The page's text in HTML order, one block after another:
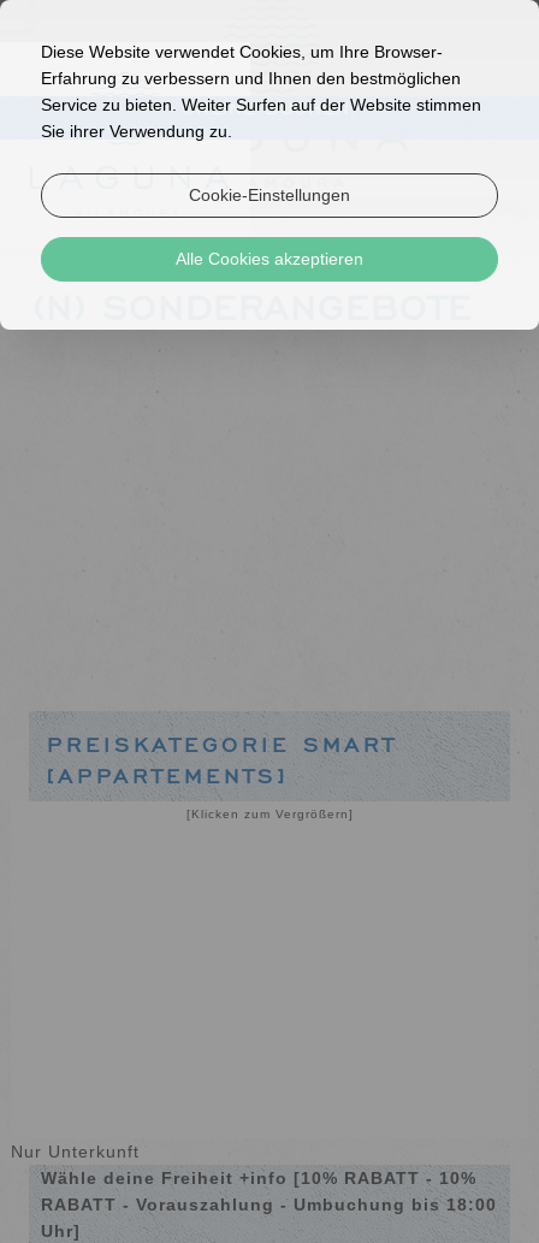
ONLINE BUCHEN!
PREISKATEGORIE SMART
[APPARTEMENTS]
[Klicken zum Vergrößern]
Nur Unterkunft
Wähle deine Freiheit +info [10% RABATT - 10%
RABATT - Vorauszahlung - Umbuchung bis 18:00
Uhr]
Diese Website verwendet Cookies, um Ihre Browser-
Erfahrung zu verbessern und Ihnen den bestmöglichen
Service zu bieten. Weiter Surfen auf der Website stimmen
Sie ihrer Verwendung zu.
Cookie-Einstellungen
Alle Cookies akzeptieren